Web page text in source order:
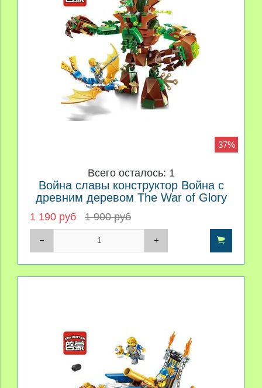
37%
Всего осталось: 1
Война славы конструктор Война с
древним деревом The War of Glory
1 190 руб 1 900 руб